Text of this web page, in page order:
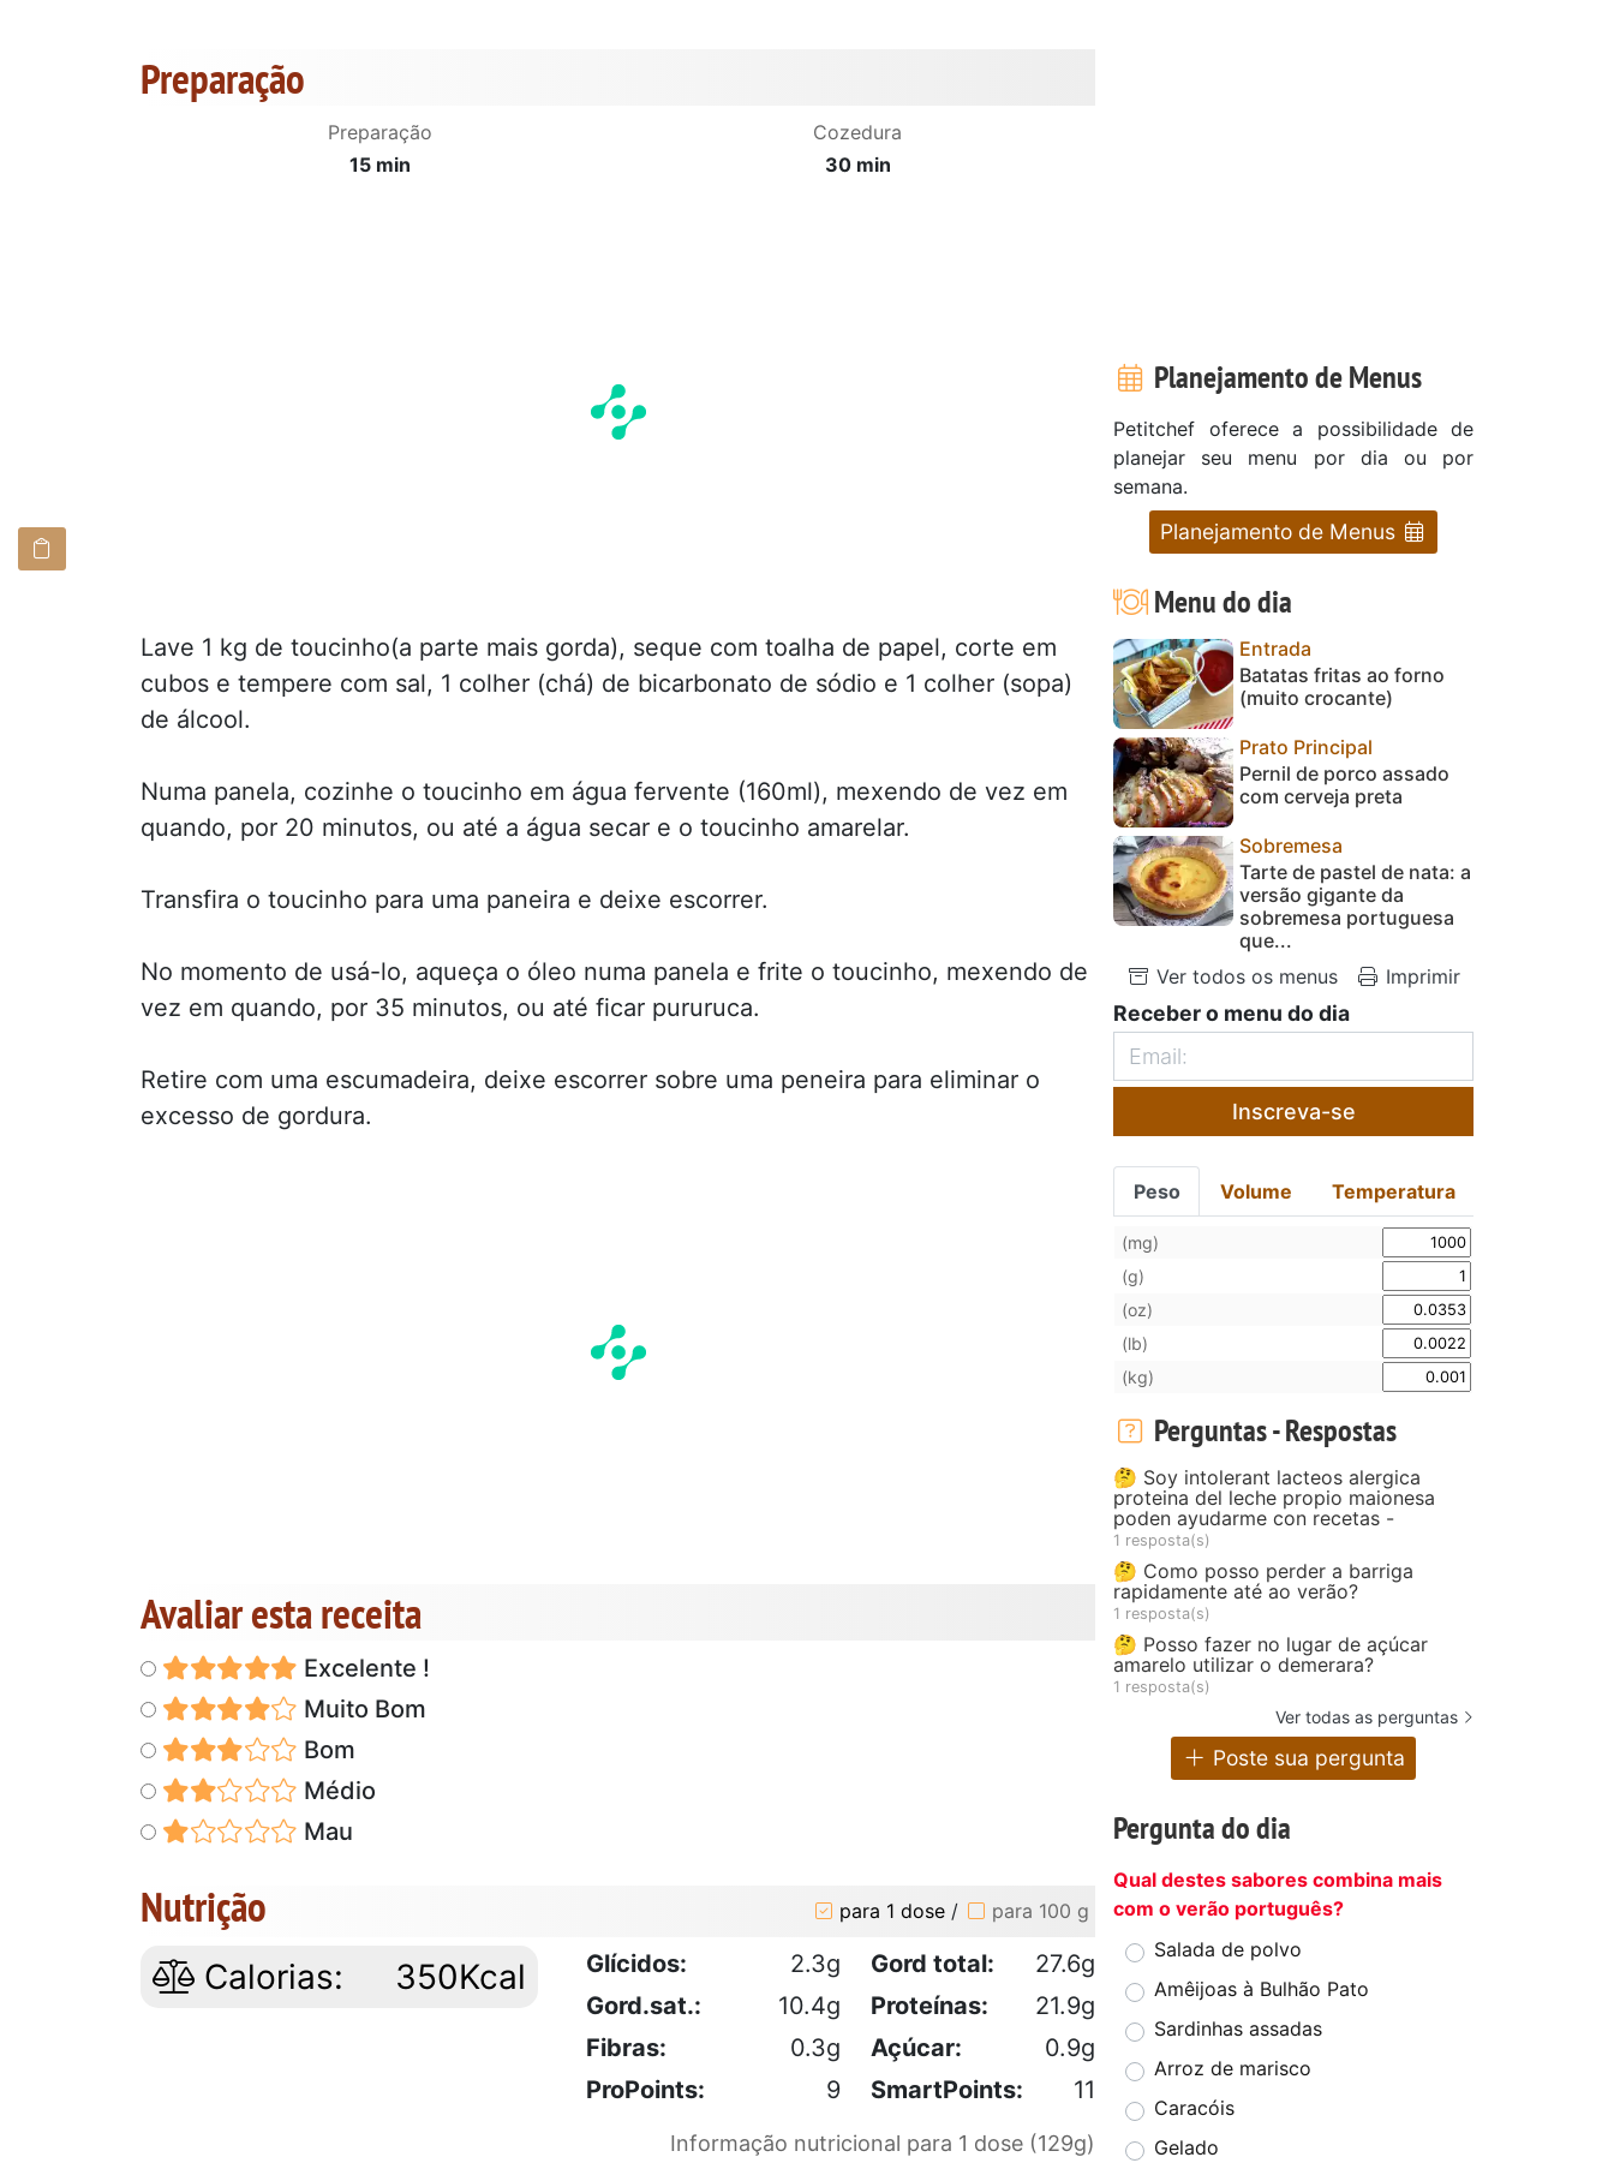
Preparação
Preparação
15 min
Cozedura
30 min
Lave 1 kg de toucinho(a parte mais gorda), seque com toalha de papel, corte em
cubos e tempere com sal, 1 colher (chá) de bicarbonato de sódio e 1 colher (sopa)
de álcool.
Numa panela, cozinhe o toucinho em água fervente (160ml), mexendo de vez em
quando, por 20 minutos, ou até a água secar e o toucinho amarelar.
Transfira o toucinho para uma paneira e deixe escorrer.
No momento de usá-lo, aqueça o óleo numa panela e frite o toucinho, mexendo de
vez em quando, por 35 minutos, ou até ficar pururuca.
Retire com uma escumadeira, deixe escorrer sobre uma peneira para eliminar o
excesso de gordura.
Avaliar esta receita
Excelente !
Muito Bom
Bom
Médio
Mau
Nutrição para 1 dose / para 100 g
Calorias: 350Kcal Glícidos: 2.3g Gord total:
27.6g
Gord.sat.:
10.4g Proteínas:
21.9g
Fibras:
0.3g Açúcar:
0.9g
ProPoints:
9 SmartPoints: 11
Informação nutricional para 1 dose (129g)
Planejamento de Menus
Petitchef oferece a possibilidade de
planejar seu menu por dia ou por
semana.
Planejamento de Menus
Menu do dia
Entrada
Batatas fritas ao forno
(muito crocante)
Prato Principal
Pernil de porco assado
com cerveja preta
Sobremesa
Tarte de pastel de nata: a
versão gigante da
sobremesa portuguesa
que...
Ver todos os menus
Imprimir
Receber o menu do dia
Inscreva-se
Peso Volume Temperatura
(mg)
(g)
(oz)
(lb)
(kg)
Perguntas - Respostas
🤔 Soy intolerant lacteos alergica
proteina del leche propio maionesa
poden ayudarme con recetas -
1 resposta(s)
🤔 Como posso perder a barriga
rapidamente até ao verão?
1 resposta(s)
🤔 Posso fazer no lugar de açúcar
amarelo utilizar o demerara?
1 resposta(s)
Ver todas as perguntas
Poste sua pergunta
Pergunta do dia
Qual destes sabores combina mais
com o verão português?
Salada de polvo
Amêijoas à Bulhão Pato
Sardinhas assadas
Arroz de marisco
Caracóis
Gelado